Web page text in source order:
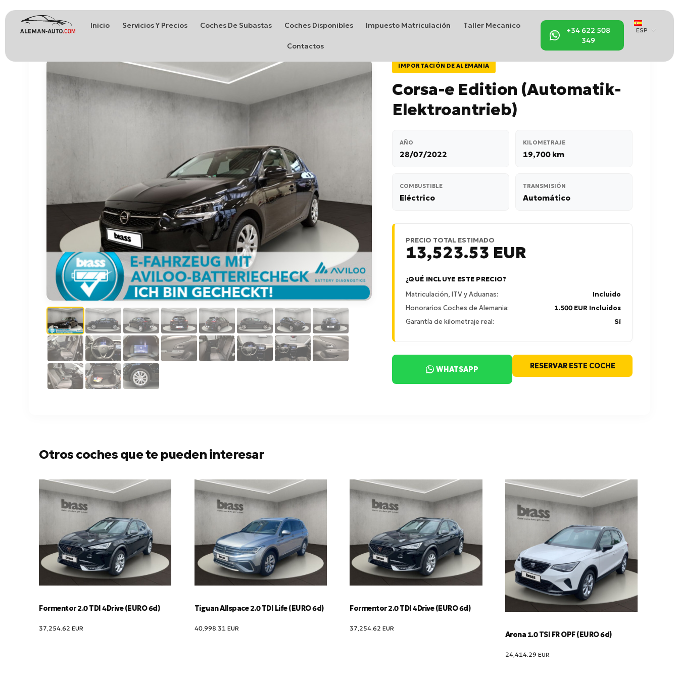
Inicio Servicios Y Precios Coches De Subastas Coches Disponibles Impuesto Matriculación Taller Mecanico
Contactos
+34 622 508
349
ESP
IMPORTACIÓN DE ALEMANIA
Corsa-e Edition (Automatik-
Elektroantrieb)
AÑO
28/07/2022
KILOMETRAJE
19,700 km
COMBUSTIBLE
Eléctrico
TRANSMISIÓN
Automático
PRECIO TOTAL ESTIMADO
13,523.53 EUR
¿QUÉ INCLUYE ESTE PRECIO?
Matriculación, ITV y Aduanas:
Incluido
Honorarios Coches de Alemania:
1.500 EUR Incluidos
Garantía de kilometraje real:
Sí
WHATSAPP RESERVAR ESTE COCHE
Otros coches que te pueden interesar
Formentor 2.0 TDI 4Drive (EURO 6d)
37,254.62 EUR
Tiguan Allspace 2.0 TDI Life (EURO 6d)
40,998.31 EUR
Formentor 2.0 TDI 4Drive (EURO 6d)
37,254.62EUR
Arona 1.0 TSI FR OPF (EURO 6d)
24,414.29 EUR